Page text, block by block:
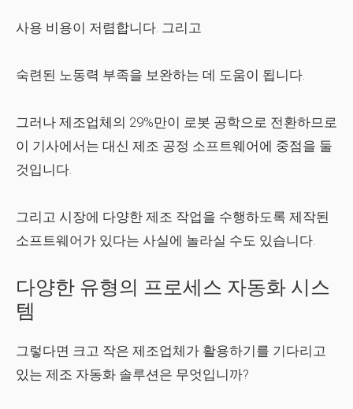
사용 비용이 저렴합니다. 그리고
숙련된 노동력 부족을 보완하는 데 도움이 됩니다.
그러나 제조업체의 29%만이 로봇 공학으로 전환하므로
이 기사에서는 대신 제조 공정 소프트웨어에 중점을 둘
것입니다.
그리고 시장에 다양한 제조 작업을 수행하도록 제작된
소프트웨어가 있다는 사실에 놀라실 수도 있습니다.
다양한 유형의 프로세스 자동화 시스
템
그렇다면 크고 작은 제조업체가 활용하기를 기다리고
있는 제조 자동화 솔루션은 무엇입니까?